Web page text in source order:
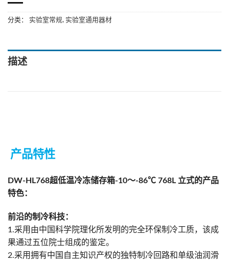
分类： 实验室常规, 实验室通用器材
描述
产品特性
DW-HL768超低温冷冻储存箱-10～-86℃ 768L 立式的产品
特色：
前沿的制冷科技：
1.采用由中国科学院理化所发明的完全环保制冷工质，该成
果通过五位院士组成的鉴定。
2.采用拥有中国自主知识产权的独特制冷回路和单级油润滑